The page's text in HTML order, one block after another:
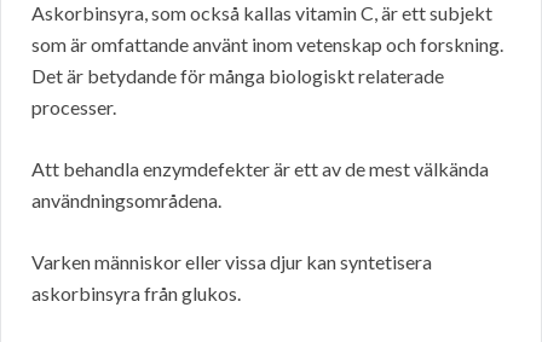
Askorbinsyra, som också kallas vitamin C, är ett subjekt
som är omfattande använt inom vetenskap och forskning.
Det är betydande för många biologiskt relaterade
processer.
Att behandla enzymdefekter är ett av de mest välkända
användningsområdena.
Varken människor eller vissa djur kan syntetisera
askorbinsyra från glukos.